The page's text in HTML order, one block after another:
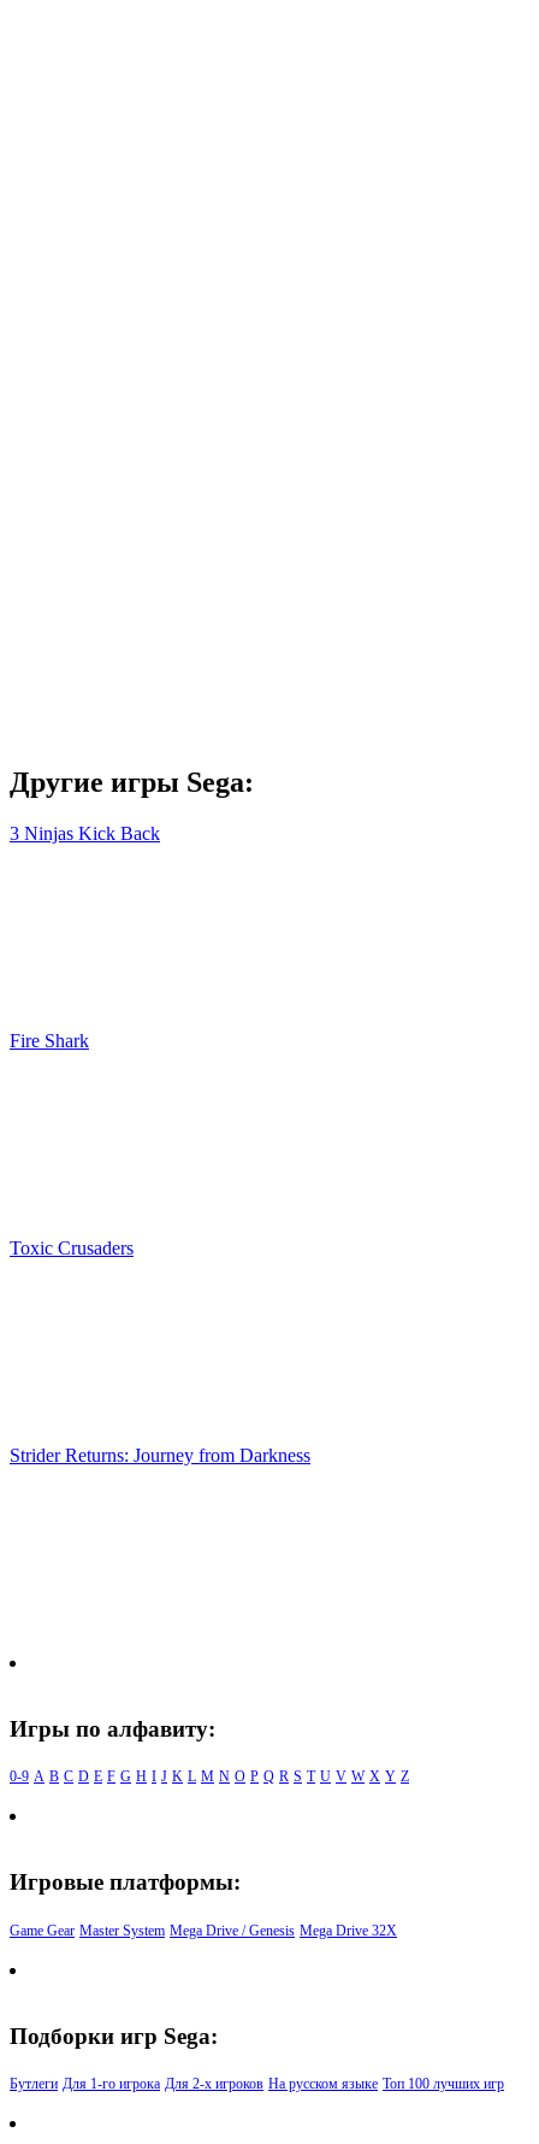
Другие игры Sega:
3 Ninjas Kick Back
Fire Shark
Toxic Crusaders
Strider Returns: Journey from Darkness
Игры по алфавиту:
0-9 A B C D E F G H I J K L M N O P Q R S T U V W X Y Z
Игровые платформы:
Game Gear Master System Mega Drive / Genesis Mega Drive 32X
Подборки игр Sega:
Бутлеги Для 1-го игрока Для 2-х игроков На русском языке Топ 100 лучших игр